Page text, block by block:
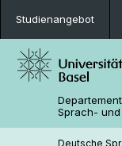
Studienangebot
Departement
Sprach-
Deutsche